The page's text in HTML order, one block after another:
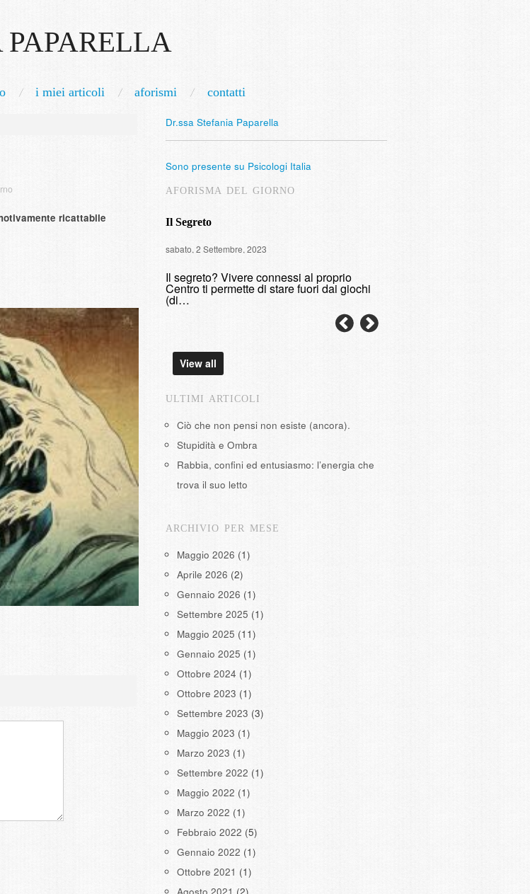
PAPARELLA
i miei articoli aforismi contatti
ricattabile
Dr.ssa Stefania Paparella
Sono presente su Psicologi Italia
AFORISMA DEL GIORNO
Il Segreto
sabato, 2 Settembre, 2023
Il segreto? Vivere connessi al proprio
Centro ti permette di stare fuori dai giochi
(di…
View all
ULTIMI ARTICOLI
Ciò che non pensi non esiste (ancora).
Stupidità e Ombra
Rabbia, confini ed entusiasmo: l’energia che
trova il suo letto
ARCHIVIO PER MESE
Maggio 2026 (1)
Aprile 2026 (2)
Gennaio 2026 (1)
Settembre 2025 (1)
Maggio 2025 (11)
Gennaio 2025 (1)
Ottobre 2024 (1)
Ottobre 2023 (1)
Settembre 2023 (3)
Maggio 2023 (1)
Marzo 2023 (1)
Settembre 2022 (1)
Maggio 2022 (1)
Marzo 2022 (1)
Febbraio 2022 (5)
Gennaio 2022 (1)
Ottobre 2021 (1)